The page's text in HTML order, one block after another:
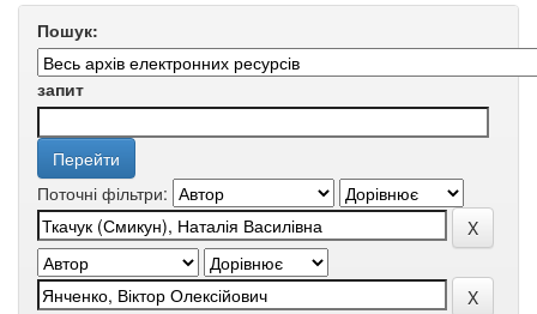
Пошук:
запит
Поточні фільтри: